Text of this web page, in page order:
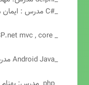
_#C مدرس : ایمان مدائنی
_ ASP.net mvc , core مدرس: وحید نصیری
_Android Java مدرس: بهنام آقاجانی